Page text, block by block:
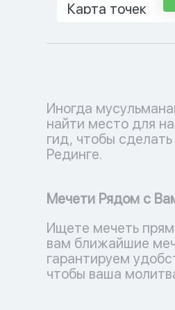
Карта точек
Иногда
найти место для
гид, чтобы
Рединге.
Мечети Рядом с
Ищете мечеть
вам ближайшие
гарантируем
чтобы ваша